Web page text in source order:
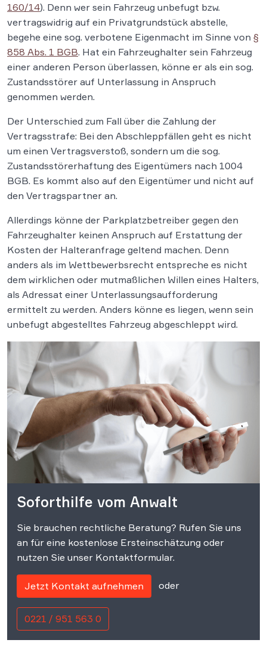
160/14). Denn wer sein Fahrzeug unbefugt bzw.
vertragswidrig auf ein Privatgrundstück abstelle,
begehe eine sog. verbotene Eigenmacht im Sinne von §
858 Abs. 1 BGB. Hat ein Fahrzeughalter sein Fahrzeug
einer anderen Person überlassen, könne er als ein sog.
Zustandsstörer auf Unterlassung in Anspruch
genommen werden.
Der Unterschied zum Fall über die Zahlung der
Vertragsstrafe: Bei den Abschleppfällen geht es nicht
um einen Vertragsverstoß, sondern um die sog.
Zustandsstörerhaftung des Eigentümers nach 1004
BGB. Es kommt also auf den Eigentümer und nicht auf
den Vertragspartner an.
Allerdings könne der Parkplatzbetreiber gegen den
Fahrzeughalter keinen Anspruch auf Erstattung der
Kosten der Halteranfrage geltend machen. Denn
anders als im Wettbewerbsrecht entspreche es nicht
dem wirklichen oder mutmaßlichen Willen eines Halters,
als Adressat einer Unterlassungsaufforderung
ermittelt zu werden. Anders könne es liegen, wenn sein
unbefugt abgestelltes Fahrzeug abgeschleppt wird.
Soforthilfe vom Anwalt
Sie brauchen rechtliche Beratung? Rufen Sie uns
an für eine kostenlose Ersteinschätzung oder
nutzen Sie unser Kontaktformular.
Jetzt Kontakt aufnehmen oder
0221 / 951 563 0